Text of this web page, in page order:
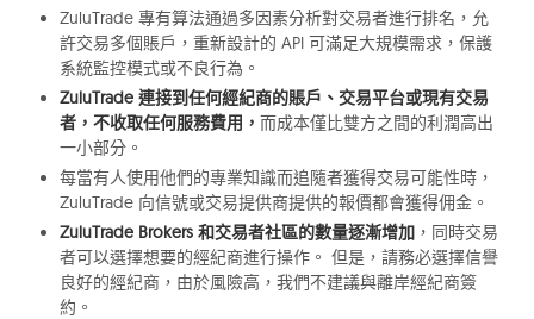
ZuluTrade 專有算法通過多因素分析對交易者進行排名，允
許交易多個賬戶，重新設計的 API 可滿足大規模需求，保護
系統監控模式或不良行為。
ZuluTrade 連接到任何經紀商的賬戶、交易平台或現有交易
者，不收取任何服務費用， 而成本僅比雙方之間的利潤高出
一小部分。
每當有人使用他們的專業知識而追隨者獲得交易可能性時，
ZuluTrade 向信號或交易提供商提供的報價都會獲得佣金。
ZuluTrade Brokers 和交易者社區的數量逐漸增加 ，同時交易
者可以選擇想要的經紀商進行操作。 但是，請務必選擇信譽
良好的經紀商，由於風險高，我們不建議與離岸經紀商簽
約。